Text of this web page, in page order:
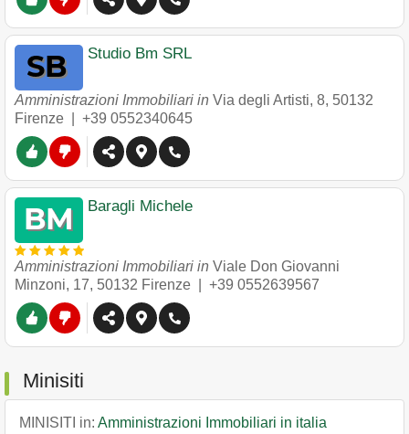
Studio Bm SRL
Amministrazioni Immobiliari in Via degli Artisti, 8, 50132
Firenze
+39 0552340645
Baragli Michele
Amministrazioni Immobiliari in Viale Don Giovanni
Minzoni, 17, 50132 Firenze +39 0552639567
Minisiti
MINISITI in: Amministrazioni Immobiliari in italia